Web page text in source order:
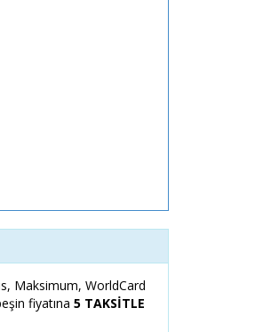
Maksimum, WorldCard
fiyatına 5 TAKSİTLE